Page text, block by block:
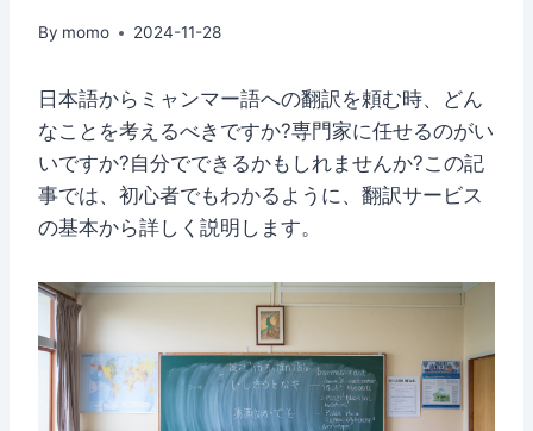
By momo 2024-11-28
日本語からミャンマー語への翻訳を頼む時、どん
なことを考えるべきですか?専門家に任せるのがい
いですか?自分でできるかもしれませんか?この記
事では、初心者でもわかるように、翻訳サービス
の基本から詳しく説明します。